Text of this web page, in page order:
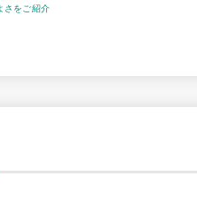
さをご紹介